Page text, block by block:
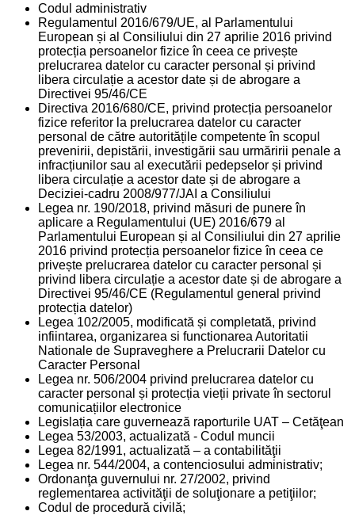
Codul administrativ
Regulamentul 2016/679/UE, al Parlamentului
European și al Consiliului din 27 aprilie 2016 privind
protecția persoanelor fizice în ceea ce privește
prelucrarea datelor cu caracter personal și privind
libera circulație a acestor date și de abrogare a
Directivei 95/46/CE
Directiva 2016/680/CE, privind protecția persoanelor
fizice referitor la prelucrarea datelor cu caracter
personal de către autoritățile competente în scopul
prevenirii, depistării, investigării sau urmăririi penale a
infracțiunilor sau al executării pedepselor și privind
libera circulație a acestor date și de abrogare a
Deciziei-cadru 2008/977/JAI a Consiliului
Legea nr. 190/2018, privind măsuri de punere în
aplicare a Regulamentului (UE) 2016/679 al
Parlamentului European și al Consiliului din 27 aprilie
2016 privind protecția persoanelor fizice în ceea ce
privește prelucrarea datelor cu caracter personal și
privind libera circulație a acestor date și de abrogare a
Directivei 95/46/CE (Regulamentul general privind
protecția datelor)
Legea 102/2005, modificată și completată, privind
infiintarea, organizarea si functionarea Autoritatii
Nationale de Supraveghere a Prelucrarii Datelor cu
Caracter Personal
Legea nr. 506/2004 privind prelucrarea datelor cu
caracter personal și protecția vieții private în sectorul
comunicațiilor electronice
Legislația care guvernează raporturile UAT – Cetăţean
Legea 53/2003, actualizată - Codul muncii
Legea 82/1991, actualizată – a contabilităţii
Legea nr. 544/2004, a contenciosului administrativ;
Ordonanţa guvernului nr. 27/2002, privind
reglementarea activităţii de soluţionare a petiţiilor;
Codul de procedură civilă;